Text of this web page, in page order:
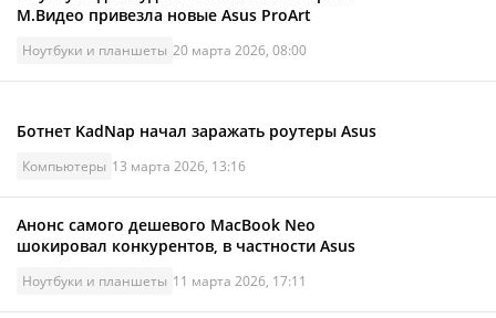
М.Видео привезла новые Asus ProArt
Ноутбуки и планшеты 20 марта 2026, 08:00
Ботнет KadNap начал заражать роутеры Asus
Компьютеры 13 марта 2026, 13:16
Анонс самого дешевого MacBook Neo
шокировал конкурентов, в частности Asus
Ноутбуки и планшеты 11 марта 2026, 17:11